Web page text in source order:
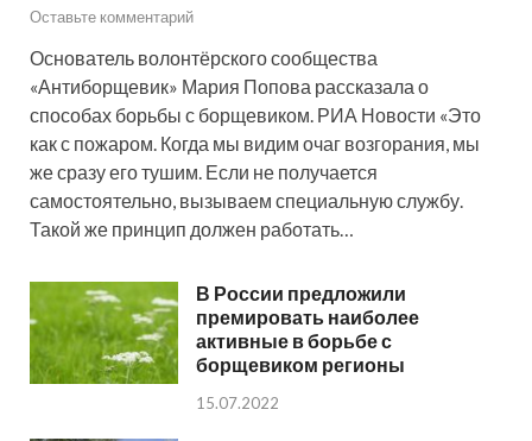
Оставьте комментарий
Основатель волонтёрского сообщества
«Антиборщевик» Мария Попова рассказала о
способах борьбы с борщевиком. РИА Новости «Это
как с пожаром. Когда мы видим очаг возгорания, мы
же сразу его тушим. Если не получается
самостоятельно, вызываем специальную службу.
Такой же принцип должен работать…
В России предложили
премировать наиболее
активные в борьбе с
борщевиком регионы
15.07.2022